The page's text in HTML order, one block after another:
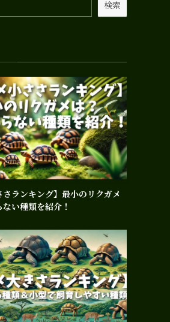
検索
さランキング】最小のリクガメ
い種類を紹介！